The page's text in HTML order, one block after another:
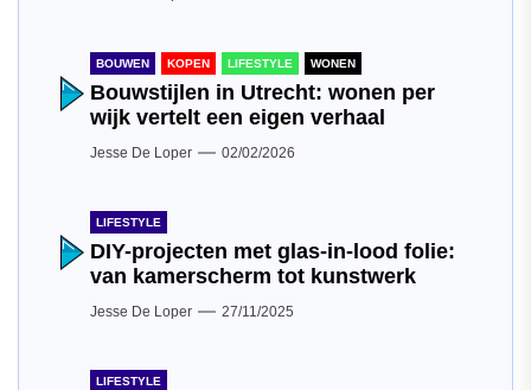
BOUWEN KOPEN LIFESTYLE WONEN
Bouwstijlen in Utrecht: wonen per
wijk vertelt een eigen verhaal
Jesse De Loper 02/02/2026
LIFESTYLE
DIY-projecten met glas-in-lood folie:
van kamerscherm tot kunstwerk
Jesse De Loper 27/11/2025
LIFESTYLE